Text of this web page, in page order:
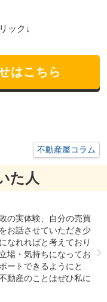
ック↓
はこちら
不動産屋コラム
た人
の実体験、自分の売買
お話させていただき少
なれればと考えており
場・気持ちになってお
ートできるようにと
動産のことはぜひ私に